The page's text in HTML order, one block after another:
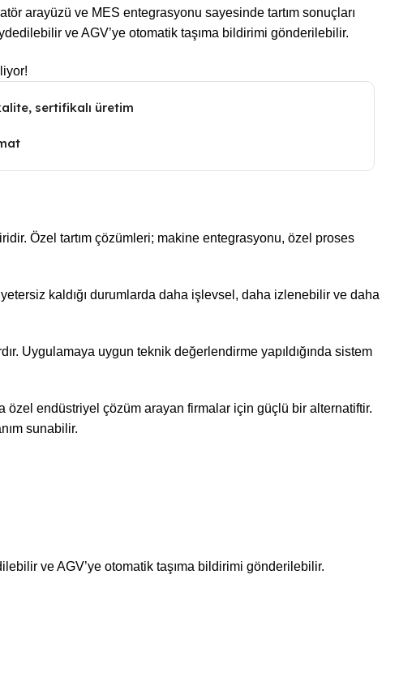
arayüzü ve MES entegrasyonu sayesinde tartım sonuçları
ve AGV’ye otomatik taşıma bildirimi gönderilebilir.
sertifikalı üretim
Özel tartım çözümleri; makine entegrasyonu, özel proses
kaldığı durumlarda daha işlevsel, daha izlenebilir ve daha
Uygulamaya uygun teknik değerlendirme yapıldığında sistem
özel endüstriyel çözüm arayan firmalar için güçlü bir alternatiftir.
sunabilir.
ve AGV’ye otomatik taşıma bildirimi gönderilebilir.